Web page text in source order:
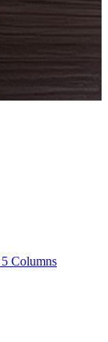
5 Columns